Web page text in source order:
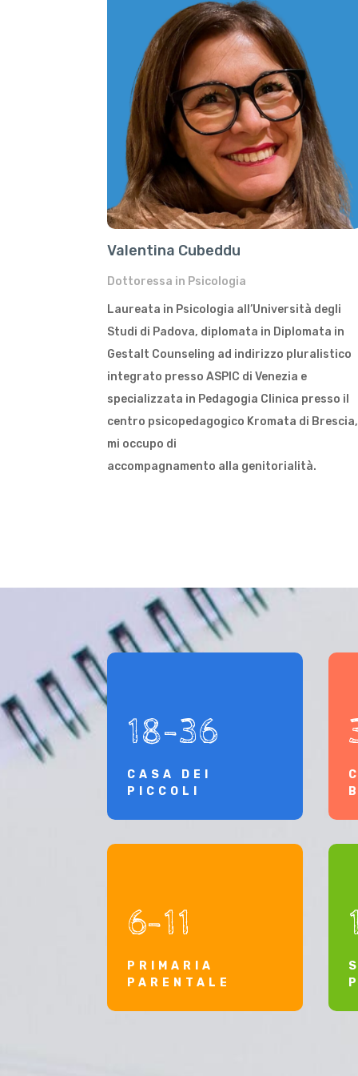
Valentina Cubeddu
Dottoressa in Psicologia
Laureata in Psicologia all’Università degli
Studi di Padova, diplomata in Diplomata in
Gestalt Counseling ad indirizzo pluralistico
integrato presso ASPIC di Venezia e
specializzata in Pedagogia Clinica presso il
centro psicopedagogico Kromata di Brescia,
mi occupo di
accompagnamento alla genitorialità.
18-36
CASA DEI
PICCOLI
6-11
PRIMARIA
PARENTALE